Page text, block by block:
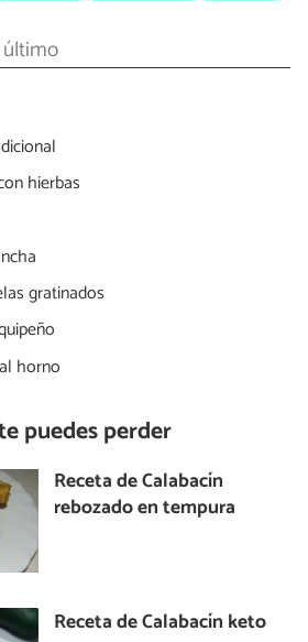
hierbas
gratinados
horno
puedes perder
Receta de Calabacín
rebozado en tempura
Receta de Calabacín keto